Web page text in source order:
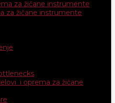
za žičane instrumente
i oprema za žičane